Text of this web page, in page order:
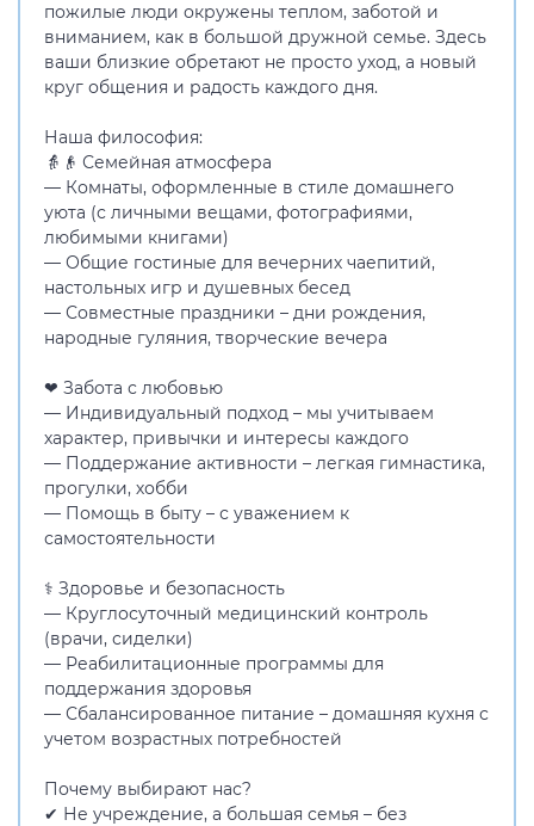
пожилые люди окружены теплом, заботой и
вниманием, как в большой дружной семье. Здесь
ваши близкие обретают не просто уход, а новый
круг общения и радость каждого дня.
Наша философия:
👵👴 Семейная атмосфера
— Комнаты, оформленные в стиле домашнего
уюта (с личными вещами, фотографиями,
любимыми книгами)
— Общие гостиные для вечерних чаепитий,
настольных игр и душевных бесед
— Совместные праздники – дни рождения,
народные гуляния, творческие вечера
❤ Забота с любовью
— Индивидуальный подход – мы учитываем
характер, привычки и интересы каждого
— Поддержание активности – легкая гимнастика,
прогулки, хобби
— Помощь в быту – с уважением к
самостоятельности
⚕ Здоровье и безопасность
— Круглосуточный медицинский контроль
(врачи, сиделки)
— Реабилитационные программы для
поддержания здоровья
— Сбалансированное питание – домашняя кухня с
учетом возрастных потребностей
Почему выбирают нас?
✔ Не учреждение, а большая семья – без